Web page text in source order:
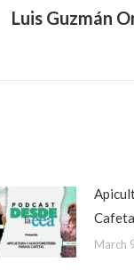
Luis Guzmán
March